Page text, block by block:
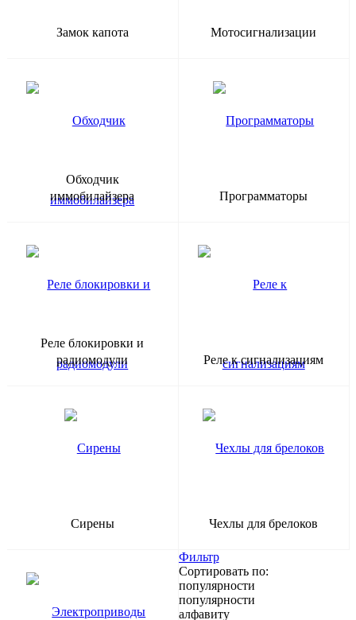
Замок капота Мотосигнализации
Обходчик
иммобилайзера
Программаторы
Реле блокировки и
радиомодули
Реле к сигнализациям
Сирены Чехлы для брелоков
Фильтр
Сортировать по:
популярности
популярности
алфавиту